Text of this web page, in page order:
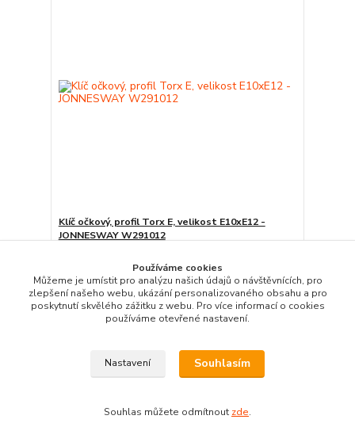
Klíč očkový, profil Torx E, velikost E10xE12 -
JONNESWAY W291012
Přidat do košíku
Používáme cookies
Můžeme je umístit pro analýzu našich údajů o návštěvnících, pro
zlepšení našeho webu, ukázání personalizovaného obsahu a pro
poskytnutí skvělého zážitku z webu. Pro více informací o cookies
používáme otevřené nastavení.
Nastavení Souhlasím
Souhlas můžete odmítnout zde.